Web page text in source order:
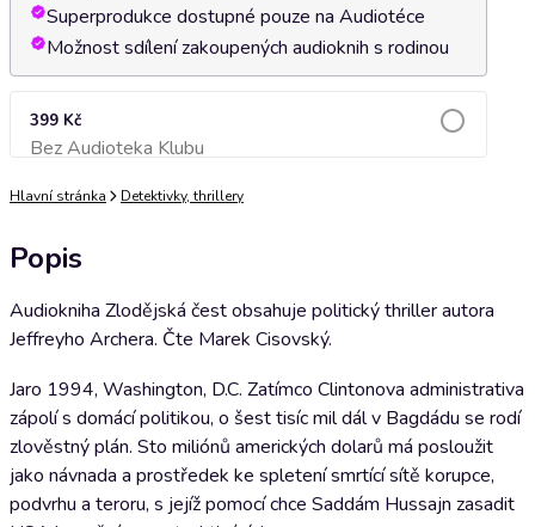
Superprodukce dostupné pouze na Audiotéce
Možnost sdílení zakoupených audioknih s rodinou
399 Kč
Bez Audioteka KlubuPřidat do košíku
Hlavní stránka Detektivky, thrillery
Popis
Audiokniha Zlodějská čest obsahuje politický thriller autora
Jeffreyho Archera. Čte Marek Cisovský.
Jaro 1994, Washington, D.C. Zatímco Clintonova administrativa
zápolí s domácí politikou, o šest tisíc mil dál v Bagdádu se rodí
zlověstný plán. Sto miliónů amerických dolarů má posloužit
jako návnada a prostředek ke spletení smrtící sítě korupce,
podvrhu a teroru, s jejíž pomocí chce Saddám Hussajn zasadit